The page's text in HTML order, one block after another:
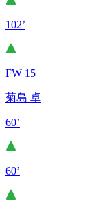
102’
FW 15
菊島 卓
60’
60’